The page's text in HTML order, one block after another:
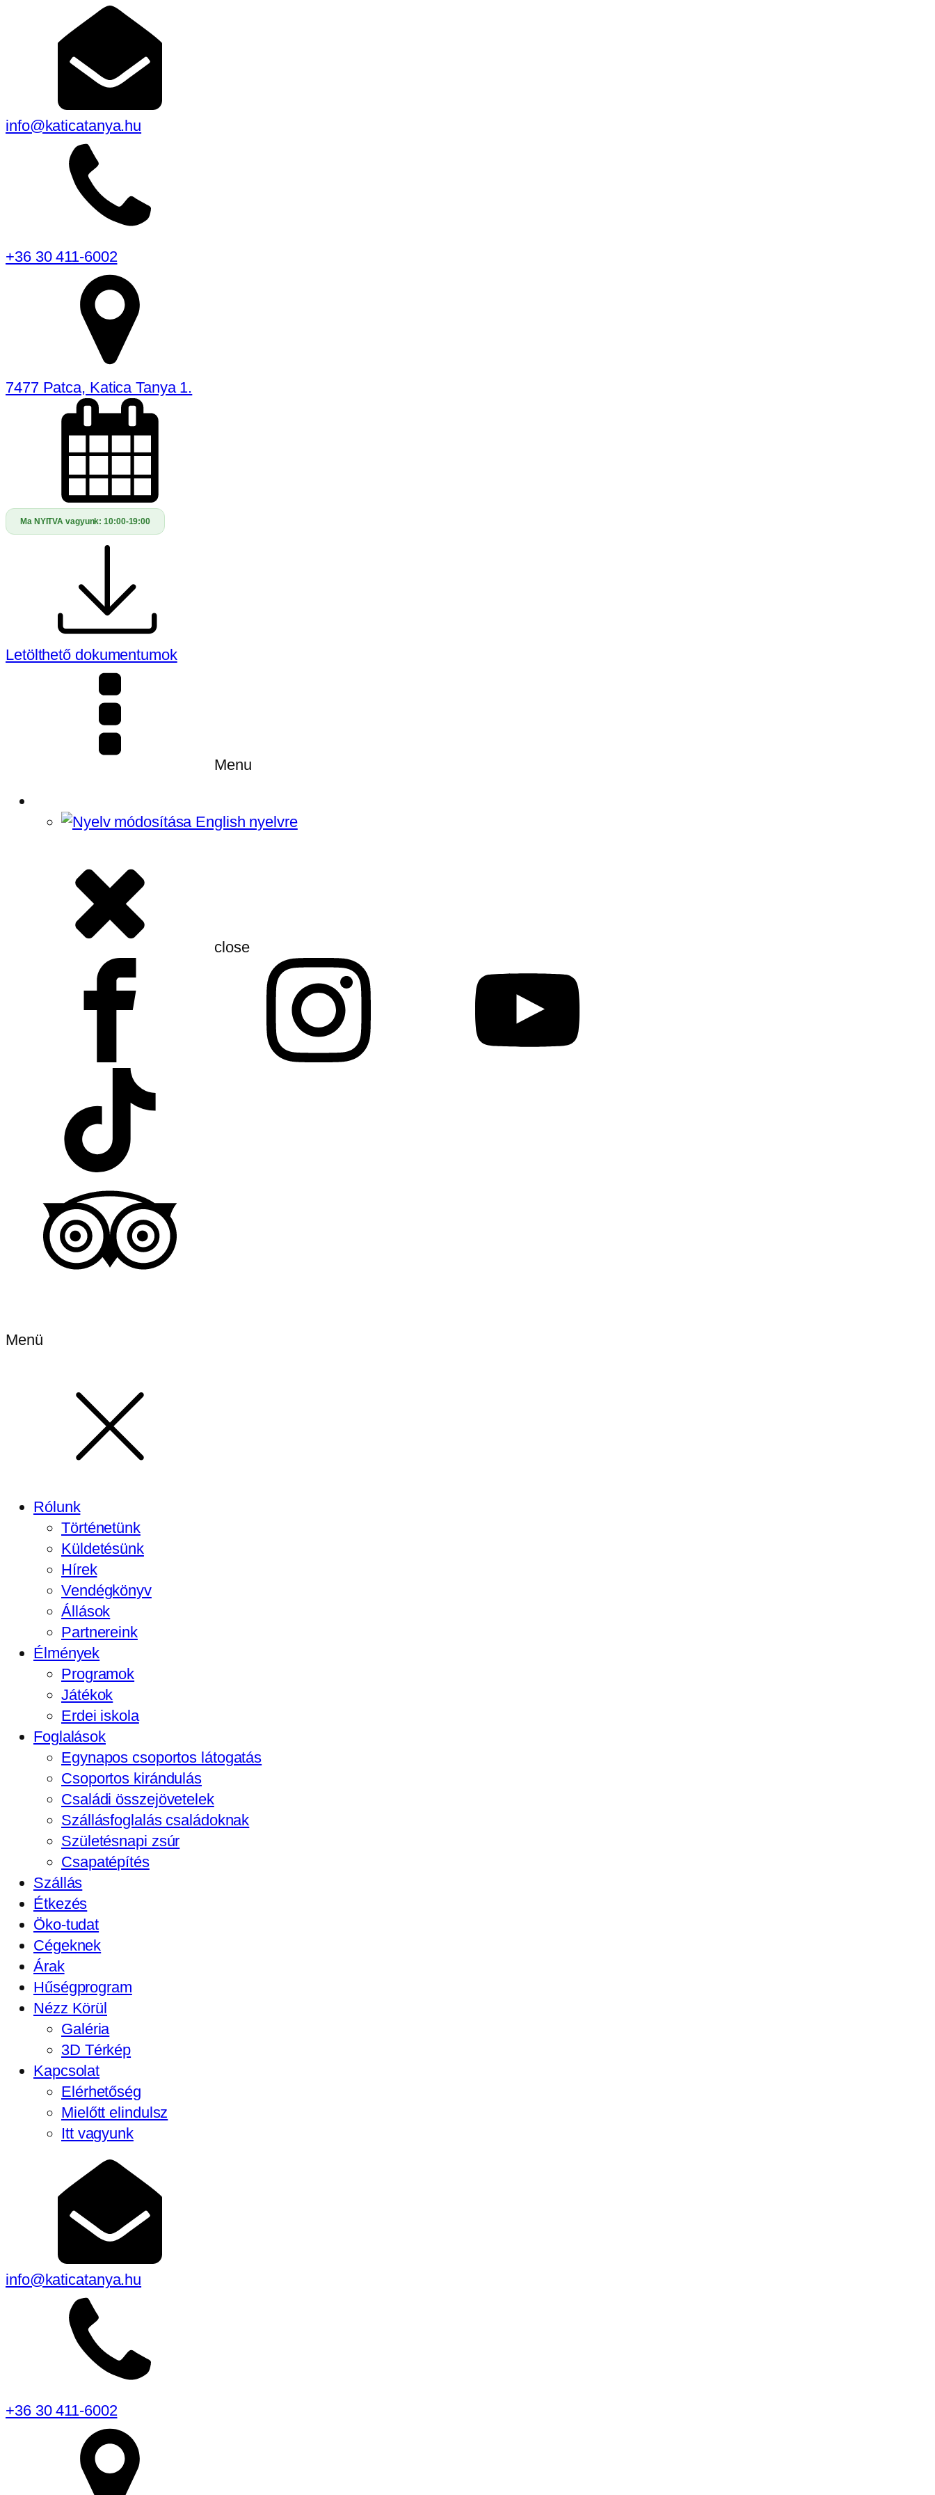
info@katicatanya.hu
+36 30 411-6002
7477 Patca, Katica Tanya 1.
Ma NYITVA vagyunk:10:00-19:00
Letölthető dokumentumok
Menu
close
Menü
Rólunk
Történetünk
Küldetésünk
Hírek
Vendégkönyv
Állások
Partnereink
Élmények
Programok
Játékok
Erdei iskola
Foglalások
Egynapos csoportos látogatás
Csoportos kirándulás
Családi összejövetelek
Szállásfoglalás családoknak
Születésnapi zsúr
Csapatépítés
Szállás
Étkezés
Öko-tudat
Cégeknek
Árak
Hűségprogram
Nézz Körül
Galéria
3D Térkép
Kapcsolat
Elérhetőség
Mielőtt elindulsz
Itt vagyunk
info@katicatanya.hu
+36 30 411-6002